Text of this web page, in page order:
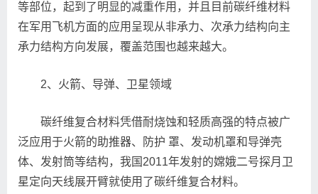
等部位，起到了明显的减重作用，并且目前碳纤维材料
在军用飞机方面的应用呈现从非承力、次承力结构向主
承力结构方向发展，覆盖范围也越来越大。
2、火箭、导弹、卫星领域
碳纤维复合材料凭借耐烧蚀和轻质高强的特点被广
泛应用于火箭的助推器、防护 罩、发动机罩和导弹壳
体、发射筒等结构，我国2011年发射的嫦娥二号探月卫
星定向天线展开臂就使用了碳纤维复合材料。